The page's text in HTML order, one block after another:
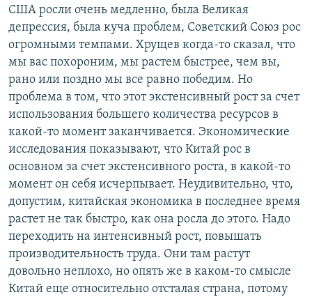
США росли очень медленно, была Великая
депрессия, была куча проблем, Советский Союз рос
огромными темпами. Хрущев когда-то сказал, что
мы вас похороним, мы растем быстрее, чем вы,
рано или поздно мы все равно победим. Но
проблема в том, что этот экстенсивный рост за счет
использования большего количества ресурсов в
какой-то момент заканчивается. Экономические
исследования показывают, что Китай рос в
основном за счет экстенсивного роста, в какой-то
момент он себя исчерпывает. Неудивительно, что,
допустим, китайская экономика в последнее время
растет не так быстро, как она росла до этого. Надо
переходить на интенсивный рост, повышать
производительность труда. Они там растут
довольно неплохо, но опять же в каком-то смысле
Китай еще относительно отсталая страна, потому